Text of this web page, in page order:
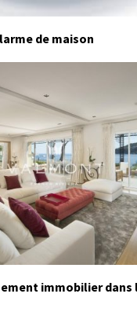
de maison
immobilier dans